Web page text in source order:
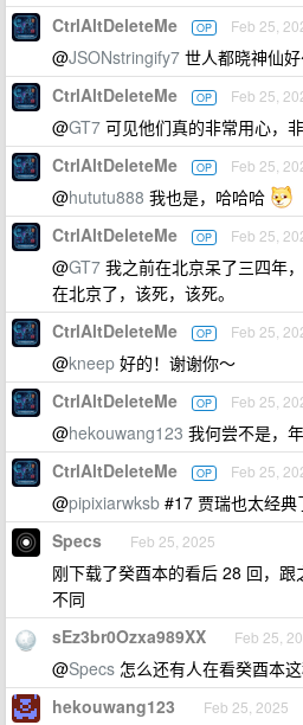
CtrlAltDeleteMe OP Feb 25,
@JSONstringify7 世人都晓神仙
CtrlAltDeleteMe OP Feb 25,
@GT7 可见他们真的非常用心，
CtrlAltDeleteMe OP Feb 25,
@hututu888 我也是，哈哈哈
CtrlAltDeleteMe OP Feb 25,
@GT7 我之前在北京呆了三四年
在北京了，该死，该死。
CtrlAltDeleteMe OP Feb 25,
@kneep 好的！谢谢你～
CtrlAltDeleteMe OP Feb 25,
@hekouwang123 我何尝不是，
CtrlAltDeleteMe OP Feb 25,
@pipixiarwksb #17 贾瑞也太经典
Specs Feb 25, 2025
刚下载了癸酉本的看后 28 回，
不同
sEz3br0Ozxa989XX Feb 25,
@Specs 怎么还有人在看癸酉本这
hekouwang123 Feb 25, 2025